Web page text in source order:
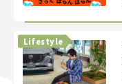
Lifestyle